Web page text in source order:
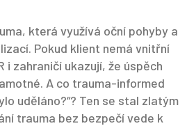
která využívá oční pohyby a
Pokud klient nemá vnitřní
i zahraničí ukazují, že úspěch
A co trauma-informed
uděláno?“? Ten se stal zlatým
trauma bez bezpečí vede k